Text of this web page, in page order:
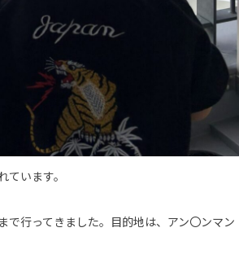
います。
行ってきました。目的地は、アン〇ンマン